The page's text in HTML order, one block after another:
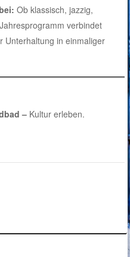
Ob klassisch, jazzig,
verbindet
Unterhaltung in einmaliger
– Kultur erleben.